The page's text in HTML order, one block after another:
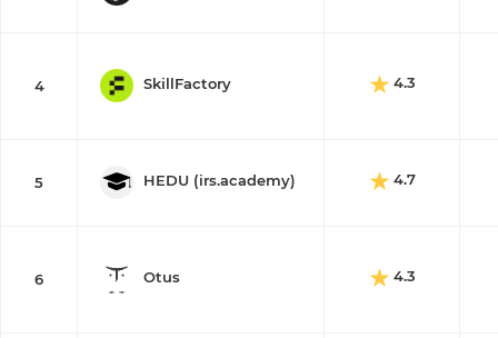
4 SkillFactory 4.3
5 HEDU (irs.academy) 4.7
6 Otus 4.3